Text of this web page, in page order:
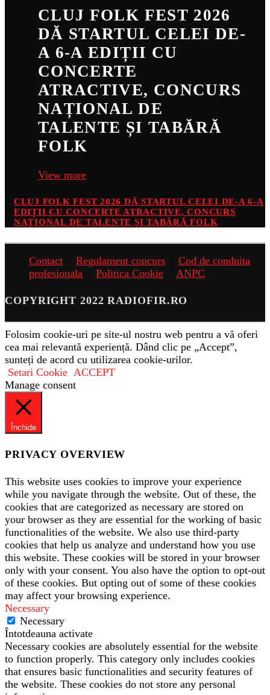
CLUJ FOLK FEST 2026
DĂ STARTUL CELEI DE-
A 6-A EDIȚII CU
CONCERTE
ATRACTIVE, CONCURS
NAȚIONAL DE
TALENTE ȘI TABĂRĂ
FOLK
View more
CLUJ FOLK FEST 2026 DĂ STARTUL CELEI DE-A 6-A
EDIȚII CU CONCERTE ATRACTIVE, CONCURS
NAȚIONAL DE TALENTE ȘI TABĂRĂ FOLK
Contact Regulament concurs
Cod de conduita
profesionala
Politica Cookie ANPC
COPYRIGHT 2022 RADIOFIR.RO
Folosim cookie-uri pe site-ul nostru web pentru a vă oferi
cea mai relevantă experiență. Dând clic pe „Accept”,
sunteți de acord cu utilizarea cookie-urilor.
Setari Cookie ACCEPT
Manage consent
Închide
PRIVACY OVERVIEW
This website uses cookies to improve your experience
while you navigate through the website. Out of these, the
cookies that are categorized as necessary are stored on
your browser as they are essential for the working of basic
functionalities of the website. We also use third-party
cookies that help us analyze and understand how you use
this website. These cookies will be stored in your browser
only with your consent. You also have the option to opt-out
of these cookies. But opting out of some of these cookies
may affect your browsing experience.
Necessary
Necessary
Întotdeauna activate
Necessary cookies are absolutely essential for the website
to function properly. This category only includes cookies
that ensures basic functionalities and security features of
the website. These cookies do not store any personal